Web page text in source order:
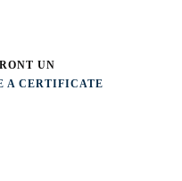
UN
A CERTIFICATE